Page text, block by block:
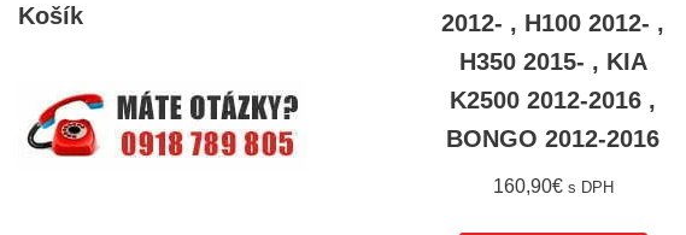
Košík
2012- , H100 2012- ,
H350 2015- , KIA
K2500 2012-2016 ,
BONGO 2012-2016
160,90€ s DPH